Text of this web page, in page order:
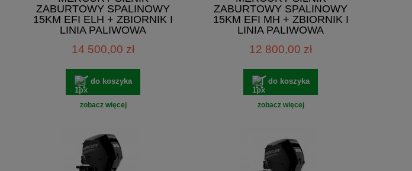
ZABURTOWY SPALINOWY
15KM EFI ELH + ZBIORNIK I
LINIA PALIWOWA
14 500,00 zł
do koszyka
zobacz więcej
ZABURTOWY SPALINOWY
15KM EFI MH + ZBIORNIK I
LINIA PALIWOWA
12 800,00 zł
do koszyka
zobacz więcej